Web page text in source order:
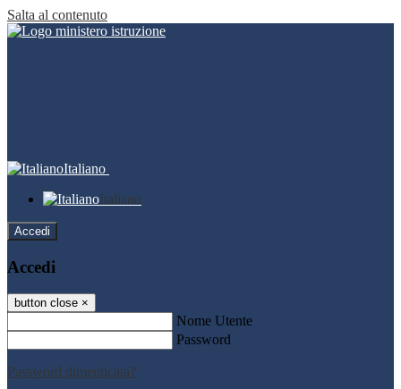
Salta al contenuto
Italiano
Italiano
Accedi
Accedi
button close ×
Nome Utente
Password
Password dimenticata?